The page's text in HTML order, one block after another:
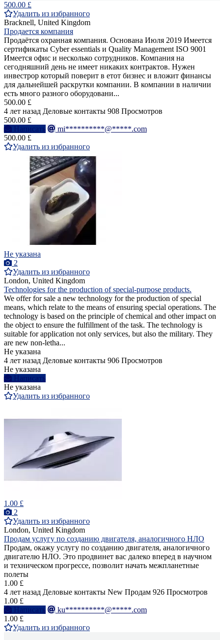
500.00 £
Удалить из избранного
Bracknell, United Kingdom
Продается компания
Продаётся охранная компания. Основана Июля 2019 Имеется
сертификаты Cyber essentials и Quality Management ISO 9001
Имеется офис и несколько сотрудников. Компания на
сегодняшний день не имеет никаких контрактов. Нужен
инвестрор который поверит в етот бизнес и вложит финансы
для дальнейшей раскрутки компании. В компании в наличии
есть много разного оборудовани...
500.00 £
4 лет назад Деловые контакты 908 Просмотров
500.00 £
Написать
mi**********@*****.com
500.00 £
Удалить из избранного
Не указана
2
Удалить из избранного
London, United Kingdom
Technologies for the production of special-purpose products.
We offer for sale a new technology for the production of special
means, which relate to the means of ensuring special operations. The
technology is based on the principle of chemical and other impact on
the object to ensure the fulfillment of the task. The technology is
suitable for application not only services, but also the military. They
are new non-letha...
Не указана
4 лет назад Деловые контакты 906 Просмотров
Не указана
Написать
Не указана
Удалить из избранного
1.00 £
2
Удалить из избранного
London, United Kingdom
Продам услугу по созданию двигателя, аналогичного НЛО
Продам, окажу услугу по созданию двигателя, аналогичного
двигателю НЛО. Это продвинет вас далеко вперед в научном
и техническом прогрессе, позволит начать межпланетные
полеты
1.00 £
4 лет назад Деловые контакты New Продам 926 Просмотров
1.00 £
Написать
ku**********@*****.com
1.00 £
Удалить из избранного